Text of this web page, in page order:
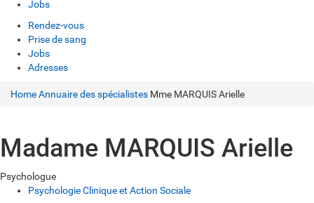
Jobs
Rendez-vous
Prise de sang
Jobs
Adresses
HomeAnnuaire des spécialistes Mme MARQUIS Arielle
Madame MARQUIS Arielle
Psychologue
Psychologie Clinique et Action Sociale